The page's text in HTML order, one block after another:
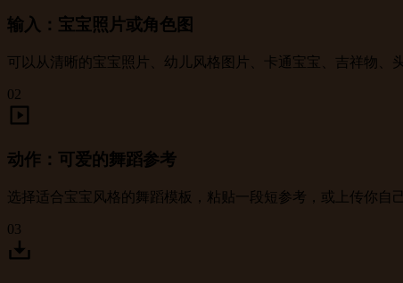
输入：宝宝照片或角色图
可以从清晰的宝宝照片、幼儿风格图片、卡通宝宝、吉祥物、
02
动作：可爱的舞蹈参考
选择适合宝宝风格的舞蹈模板，粘贴一段短参考，或上传你自
03